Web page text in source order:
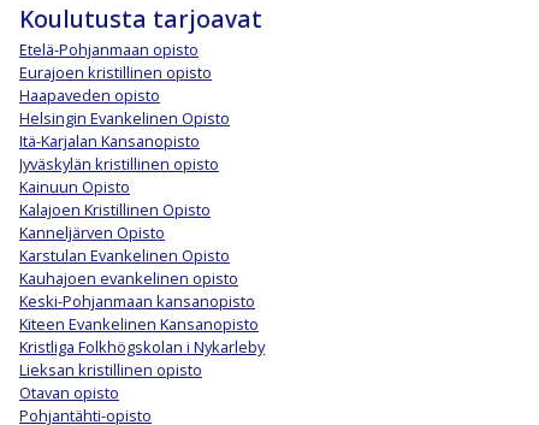
Koulutusta tarjoavat
Etelä-Pohjanmaan opisto
Eurajoen kristillinen opisto
Haapaveden opisto
Helsingin Evankelinen Opisto
Itä-Karjalan Kansanopisto
Jyväskylän kristillinen opisto
Kainuun Opisto
Kalajoen Kristillinen Opisto
Kanneljärven Opisto
Karstulan Evankelinen Opisto
Kauhajoen evankelinen opisto
Keski-Pohjanmaan kansanopisto
Kiteen Evankelinen Kansanopisto
Kristliga Folkhögskolan i Nykarleby
Lieksan kristillinen opisto
Otavan opisto
Pohjantähti-opisto